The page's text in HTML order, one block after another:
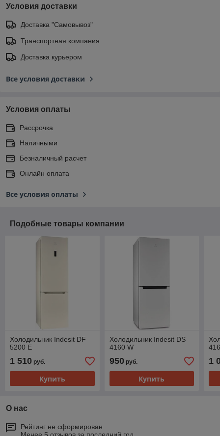
Условия доставки
Доставка "Самовывоз"
Транспортная компания
Доставка курьером
Все условия доставки
Условия оплаты
Рассрочка
Наличными
Безналичный расчет
Онлайн оплата
Все условия оплаты
Подобные товары компании
Холодильник Indesit DF
5200 E
1 510 руб.
Купить
Холодильник Indesit DS
4160 W
950руб.
Купить
1
О нас
Рейтинг не сформирован